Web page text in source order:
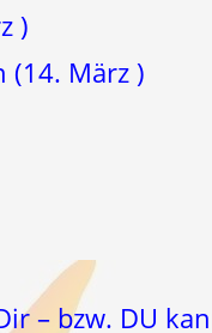
)
(14. März )
– bzw. DU